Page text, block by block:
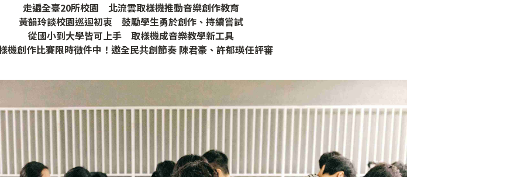
走遍全臺20所校園 北流雲取樣機推動音樂創作教育
黃韻玲談校園巡迴初衷 鼓勵學生勇於創作、持續嘗試
從國小到大學皆可上手 取樣機成音樂教學新工具
機創作比賽限時徵件中！邀全民共創節奏 陳君豪、許郁瑛任評審